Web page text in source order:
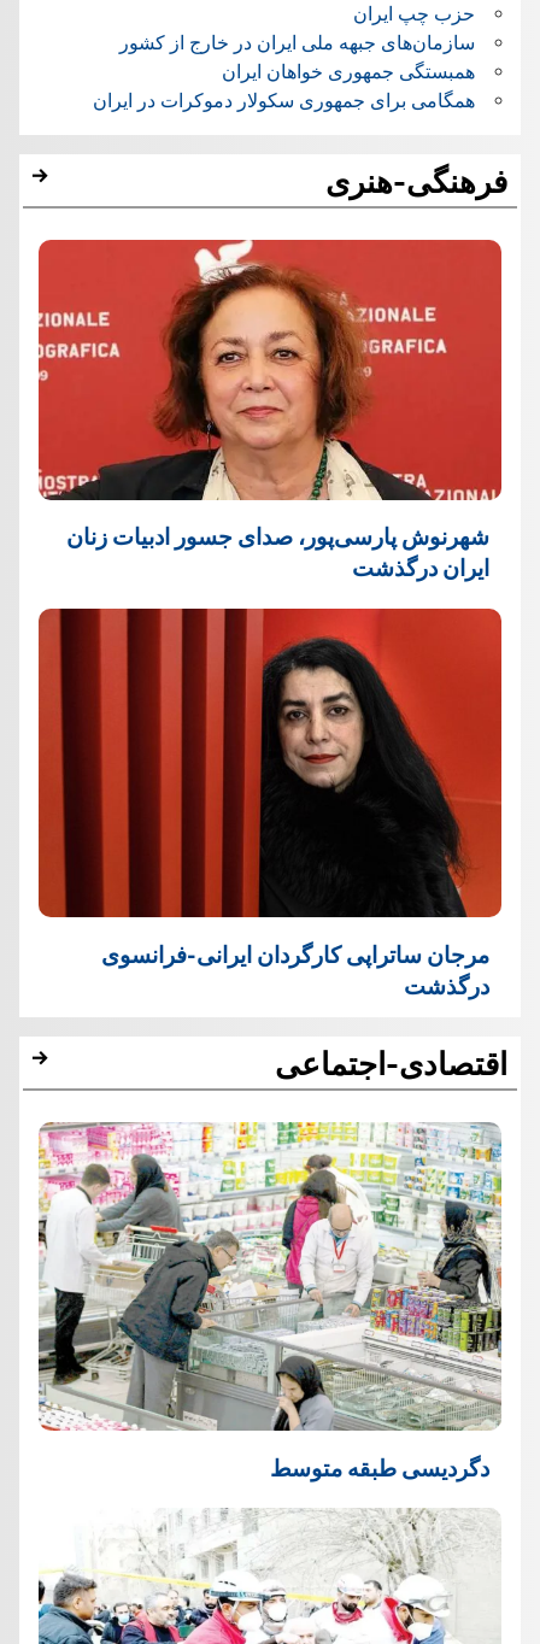
حزب چپ ایران
سازمان‌های جبهه ملی ایران در خارج از کشور
همبستگی جمهوری خواهان ایران
همگامی برای جمهوری سکولار دموکرات در ایران
فرهنگی-هنری
شهرنوش پارسی‌پور، صدای جسور ادبیات زنان
ایران درگذشت
مرجان ساتراپی کارگردان ایرانی-فرانسوی
درگذشت
اقتصادی-اجتماعی
دگردیسی طبقه متوسط